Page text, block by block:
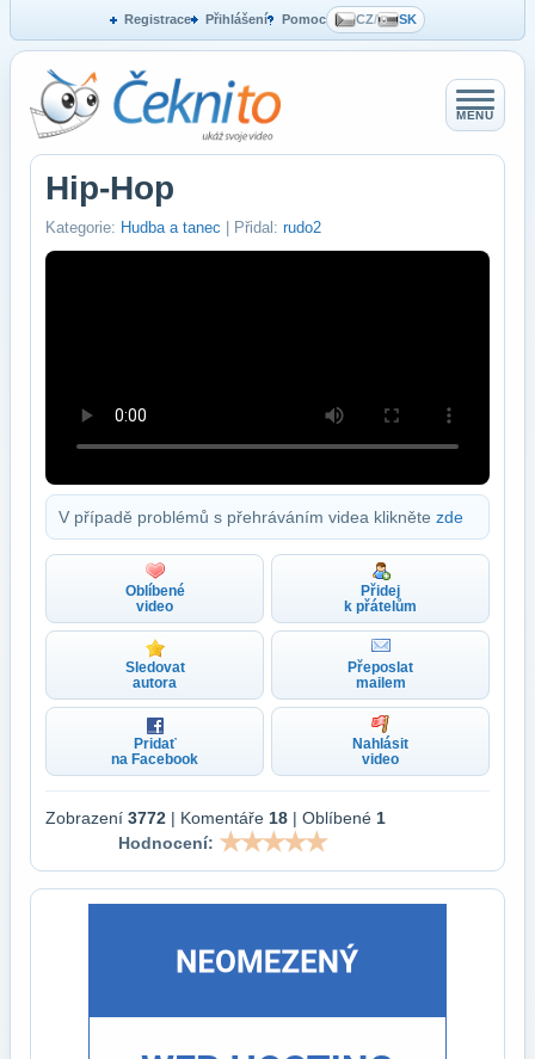
Registrace Přihlášení Pomoc CZ/ SK
MENU
Hip-Hop
Kategorie: Hudba a tanec | Přidal: rudo2
V případě problémů s přehráváním videa klikněte zde
Oblíbené
video
Přidej
k přátelům
Sledovat
autora
Přeposlat
mailem
Pridať
na Facebook
Nahlásit
video
Zobrazení 3772 | Komentáře 18 | Oblíbené 1
Hodnocení: